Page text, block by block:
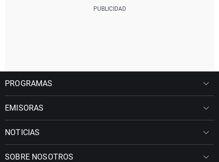
PROGRAMAS
EMISORAS
NOTICIAS
SOBRE NOSOTROS